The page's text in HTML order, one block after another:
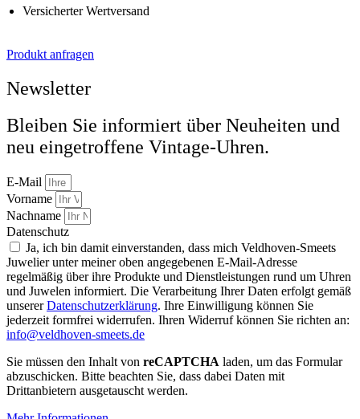
Versicherter Wertversand
Produkt anfragen
Newsletter
Bleiben Sie informiert über Neuheiten und
neu eingetroffene Vintage-Uhren.
E-Mail
Vorname
Nachname
Datenschutz
Ja, ich bin damit einverstanden, dass mich Veldhoven-Smeets
Juwelier unter meiner oben angegebenen E-Mail-Adresse
regelmäßig über ihre Produkte und Dienstleistungen rund um Uhren
und Juwelen informiert. Die Verarbeitung Ihrer Daten erfolgt gemäß
unsererDatenschutzerklärung. Ihre Einwilligung können Sie
jederzeit formfrei widerrufen. Ihren Widerruf können Sie richten an:
info@veldhoven-smeets.de
Sie müssen den Inhalt von reCAPTCHA laden, um das Formular
abzuschicken. Bitte beachten Sie, dass dabei Daten mit
Drittanbietern ausgetauscht werden.